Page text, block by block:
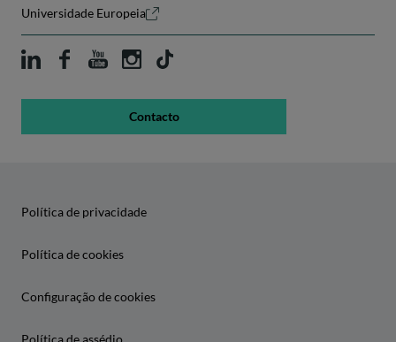
Universidade Europeia
Contacto
Política de privacidade
Política de cookies
Configuração de cookies
Política de assédio